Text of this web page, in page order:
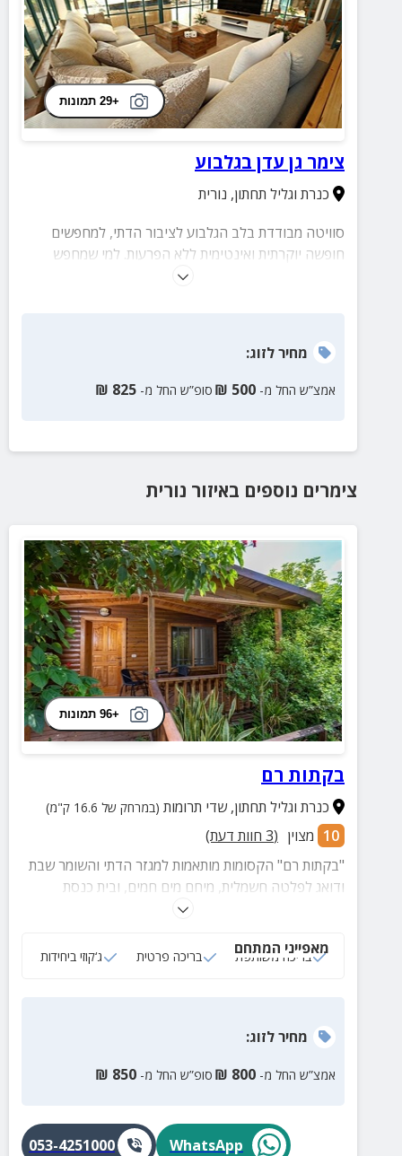
+29 תמונות
צימר גן עדן בגלבוע
כנרת וגליל תחתון, נורית
סוויטה מבודדת בלב הגלבוע לציבור הדתי, למחפשים
חופשה יוקרתית ואינטימית ללא הפרעות. למי שמחפש
פרטיות מוחלטת, הסוויטה שוכנת על הר הגלבוע בלב
מחירלזוג:
אמצ”ש החל מ- 500
₪ סופ”ש החל מ- 825
₪
צימרים נוספים באיזור נורית
+96 תמונות
בקתות רם
כנרת וגליל תחתון,שדי תרומות (במרחק של 16.6 ק"מ)
10 מצוין (
3 חוות דעת)
"בקתות רם" הקסומות מותאמות למגזר הדתי והשומר שבת
ודואג לפלטה חשמלית, מיחם מים חמים, ובית כנסת
מאפייני המתחם
בריכה משותפת בריכה פרטית ג‘קוזי ביחידות
מחירלזוג:
אמצ”ש החל מ- 800
₪ סופ”ש החל מ- 850
₪
WhatsApp
053-4251000